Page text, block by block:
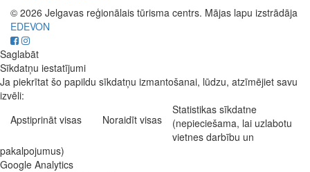
© 2026 Jelgavas reģionālais tūrisma centrs. Mājas lapu izstrādāja
EDEVON
Saglabāt
Sīkdatņu iestatījumi
Ja piekrītat šo papildu sīkdatņu izmantošanai, lūdzu, atzīmējiet savu
izvēli:
Apstiprināt visas
Noraidīt visas
Statistikas sīkdatne
(nepieciešama, lai uzlabotu
vietnes darbību un
pakalpojumus)
Google Analytics